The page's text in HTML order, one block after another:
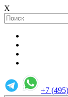
X
+7